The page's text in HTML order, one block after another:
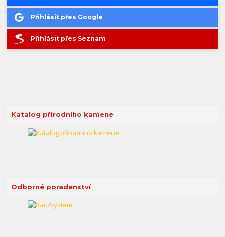
Katalog přírodního kamene
Odborné poradenství
Přihlásit přes Google
Přihlásit přes Seznam